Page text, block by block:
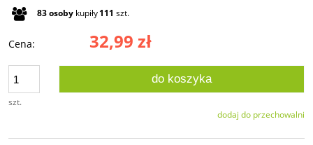
83osoby kupiły111 szt.
Cena: 32,99 zł
szt.
do koszyka
dodaj do przechowalni